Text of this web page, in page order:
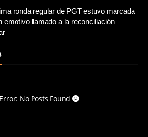
ronda regular de PGT estuvo marcada
emotivo llamado a la reconciliación
Error: No Posts Found